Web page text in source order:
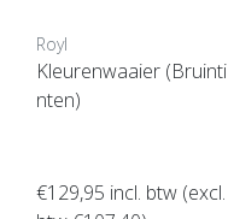
Royl
Kleurenwaaier (Bruinti
nten)
€129,95 incl. btw (excl.